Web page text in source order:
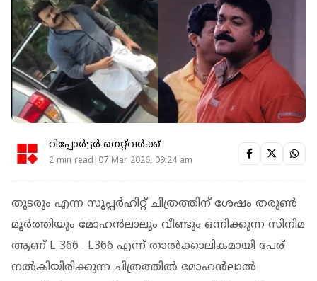
റിപ്പോർട്ടർ നെറ്റ്‌വര്‍ക്ക്‌
2 min read|07 Mar 2026, 09:24 am
തുടരും എന്ന സൂപ്പര്‍ഹിറ്റ് ചിത്രത്തിന് ശേഷം തരുണ്‍
മൂര്‍ത്തിയും മോഹന്‍ലാലും വീണ്ടും ഒന്നിക്കുന്ന സിനിമ
ആണ് L 366 . L366 എന്ന് താല്‍ക്കാലികമായി പേര്
നല്‍കിയിരിക്കുന്ന ചിത്രത്തില്‍ മോഹന്‍ലാല്‍